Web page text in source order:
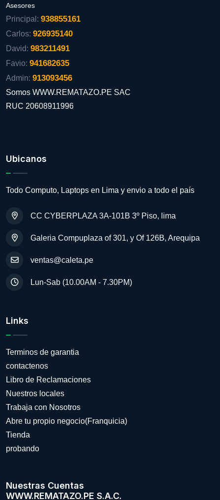
Asesores
Principal: 938855161
Carlos: 926935140
David: 983211491
Favio: 941682635
Admin: 913093456
Somos WWW.REMATAZO.PE SAC
RUC 20608911996
Ubicanos
Todo Computo, Laptops en Lima y envio a todo el país
CC CYBERPLAZA 3A-101B 3º Piso, lima
Galeria Compuplaza of 301, y Of 126B, Arequipa
ventas@caleta.pe
Lun-Sab (10.00AM - 7.30PM)
Links
Terminos de garantia
contactenos
Libro de Reclamaciones
Nuestros locales
Trabaja con Nosotros
Abre tu propio negocio(Franquicia)
Tienda
probando
Nuestras Cuentas
WWW.REMATAZO.PE S.A.C.